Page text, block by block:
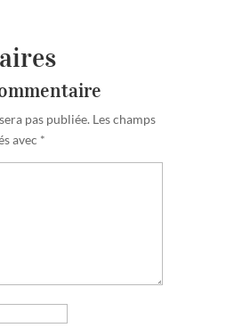
pas publiée. Les champs
avec *